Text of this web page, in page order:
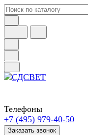
Телефоны
+7 (495) 979-40-50
Заказать звонок